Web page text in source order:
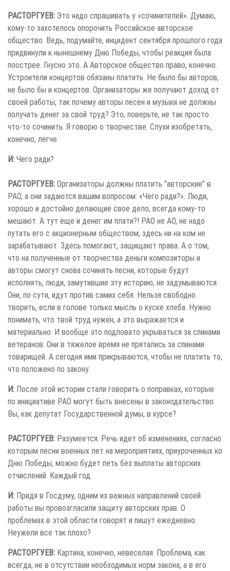
РАСТОРГУЕВ: Это надо спрашивать у «сочинителей». Думаю,
кому-то захотелось опорочить Российское авторское
общество. Ведь, подумайте, инцидент сентября прошлого года
придвинули к нынешнему Дню Победы, чтобы реакция была
поострее. Гнусно это. А Авторское общество право, конечно.
Устроители концертов обязаны платить. Не было бы авторов,
не было бы и концертов. Организаторы же получают доход oт
своей работы, так почему авторы песен и музыки не должны
получать денег за свой труд? Это, поверьте, не так просто
что-то сочинить. Я говорю о творчестве. Слухи изобретать,
конечно, легче.
И: Чего ради?
РАСТОРГУЕВ: Организаторы должны платить "авторские" в
РАО, а они задаются вашим вопросом: «Чего ради?». Люди,
хорошо и достойно делающие свое дело, всегда кому-то
мешают. А тут еще и денег им плати?! РАО не АО, не надо
путать его с акционерным обществом, здесь ни на ком не
зарабатывают. Здесь помогают, защищают права. А о том,
что на полученные от творчества деньги композиторы и
авторы смогут снова сочинять песни, которые будут
исполнять, люди, замутившие эту историю, не задумываются.
Они, по сути, идут против самих себя. Нельзя свободно
творить, если в голове только мысль о куске хлеба. Нужно
понимать, что твой труд нужен, а это выражается и
материально. И вообще это подловато укрываться за спинами
ветеранов. Они в тяжелое время не прятались за спинами
товарищей. А сегодня ими прикрываются, чтобы не платить то,
что положено по закону.
И: После этой истории стали говорить о поправках, которые
по инициативе РАО могут быть внесены в законодательство.
Вы, как депутат Государственной думы, в курсе?
РАСТОРГУЕВ: Разумеется. Речь идет об изменениях, согласно
которым песни военных лет на мероприятиях, приуроченных ко
Дню Победы, можно будет петь без выплаты авторских
отчислений. Каждый год.
И: Придя в Госдуму, одним из важных направлений своей
работы вы провозгласили защиту авторских прав. О
проблемах в этой области говорят и пишут ежедневно.
Неужели все так плохо?
РАСТОРГУЕВ: Картина, конечно, невеселая. Проблема, как
всегда, не в отсутствии необходимых норм закона, а в его